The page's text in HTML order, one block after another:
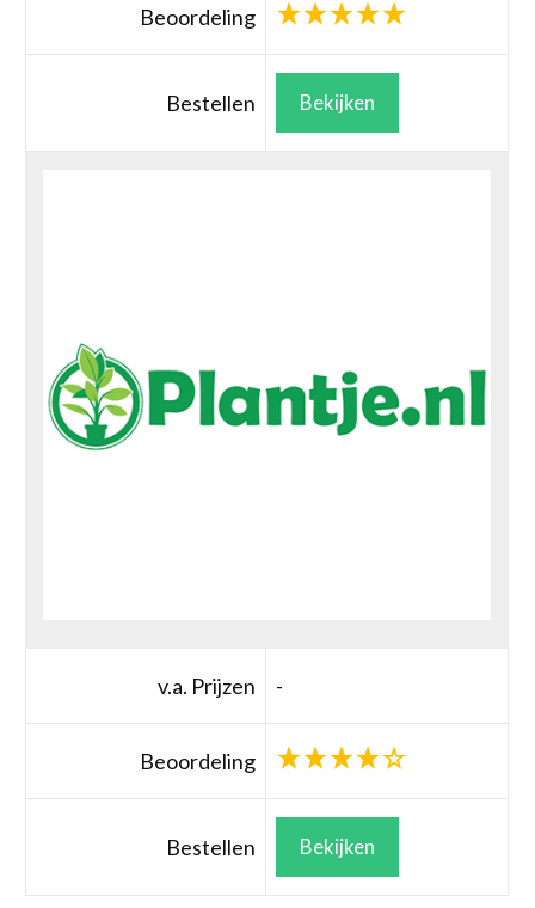
Beoordeling
Bestellen Bekijken
v.a. Prijzen -
Beoordeling
Bestellen Bekijken